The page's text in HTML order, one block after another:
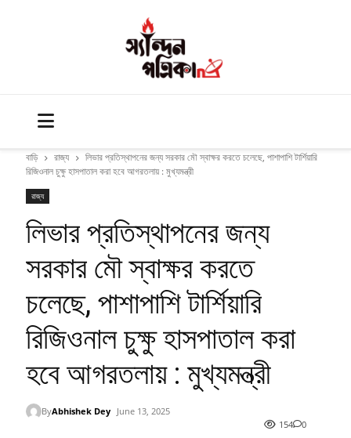
বাড়ি রাজ্য
লিভার প্রতিস্থাপনের জন্য সরকার মৌ স্বাক্ষর করতে চলেছে, পাশাপাশি টার্শিয়ারি
রিজিওনাল চুক্ষু হাসপাতাল করা হবে আগরতলায় : মুখ্যমন্ত্রী
রাজ্য
লিভার প্রতিস্থাপনের জন্য
সরকার মৌ স্বাক্ষর করতে
চলেছে, পাশাপাশি টার্শিয়ারি
রিজিওনাল চুক্ষু হাসপাতাল করা
হবে আগরতলায় : মুখ্যমন্ত্রী
ByAbhishek Dey
June 13, 2025
154
0